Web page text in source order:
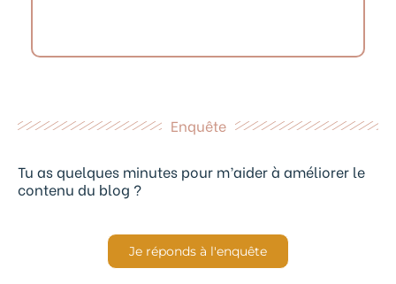
Enquête
Tu as quelques minutes pour m’aider à améliorer le
contenu du blog ?
Je réponds à l'enquête